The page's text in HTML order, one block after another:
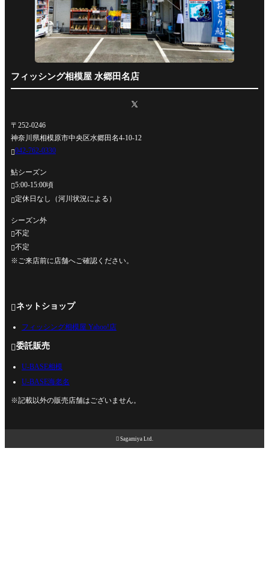
フィッシング相模屋 水郷田名店
〒252-0246
神奈川県相模原市中央区水郷田名4-10-12
042-762-0330
鮎シーズン
5:00-15:00頃
定休日なし（河川状況による）
シーズン外
不定
不定
※ご来店前に店舗へご確認ください。
ネットショップ
フィッシング相模屋 Yahoo!店
委託販売
U-BASE相模
U-BASE海老名
※記載以外の販売店舗はございません。
 Sagamiya Ltd.